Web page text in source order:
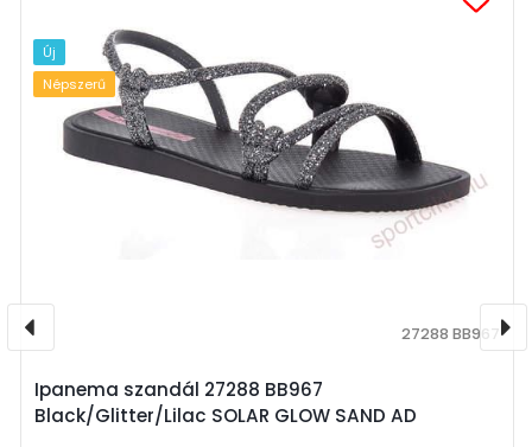
Ipanema szandál 27288 BB967
Black/Glitter/Lilac SOLAR GLOW SAND AD
27288 BB967
Új
Népszerű